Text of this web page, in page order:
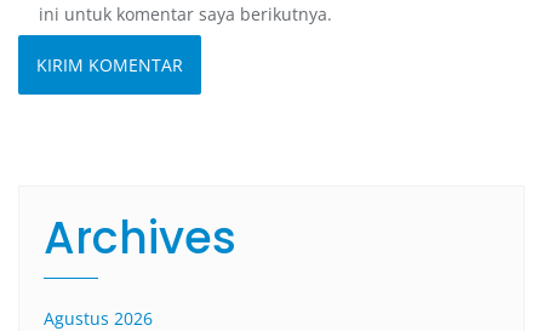
ini untuk komentar saya berikutnya.
Archives
Agustus 2026